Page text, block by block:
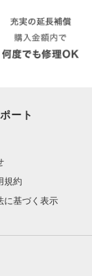
ート
規約
に基づく表示